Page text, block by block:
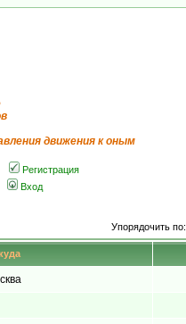
движения к оным
Регистрация
Вход
Упорядочить по: